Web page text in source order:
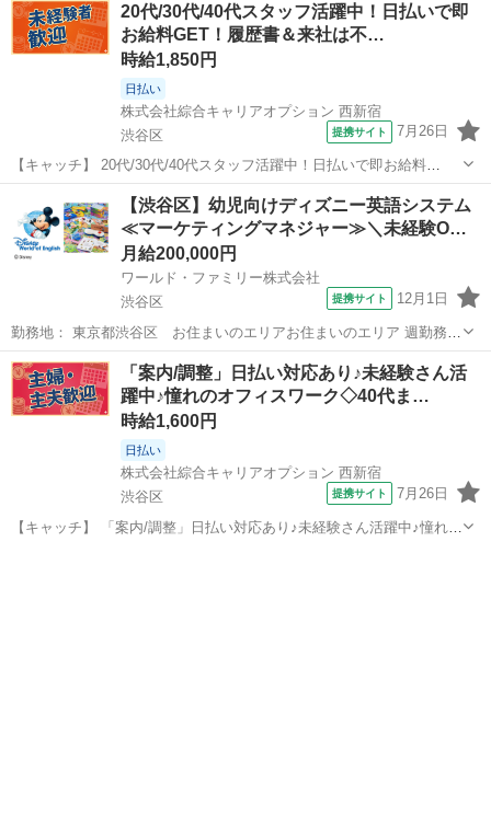
20代/30代/40代スタッフ活躍中！日払いで即
お給料GET！履歴書＆来社は不…
時給1,850円
日払い
株式会社綜合キャリアオプション 西新宿
渋谷区
提携サイト 7月26日
【キャッチ】 20代/30代/40代スタッフ活躍中！日払いで即お給料
GET！履歴書＆来社は不要！自宅で完結WEB応募！高時給1850円！デ
ータの電話対応/発注！広尾駅エリア 【コメント】 《未経験から就業
可能なオフィスワー...
その他
【渋谷区】幼児向けディズニー英語システム
≪マーケティングマネジャー≫＼未経験O…
月給200,000円
ワールド・ファミリー株式会社
渋谷区
提携サイト 12月1日
勤務地： 東京都渋谷区 お住まいのエリアお住まいのエリア 週勤務日
時： 週5日 09:30〜17:30 雇用形態： 委託・請負 給与： 月給 200000
円〜250000円 勤務期間： 長期【3ヶ月以上】 ====...
東京 渋谷区 その他
「案内/調整」日払い対応あり♪未経験さん活
躍中♪憧れのオフィスワーク◇40代ま…
時給1,600円
日払い
株式会社綜合キャリアオプション 西新宿
渋谷区
提携サイト 7月26日
【キャッチ】 「案内/調整」日払い対応あり♪未経験さん活躍中♪憧れの